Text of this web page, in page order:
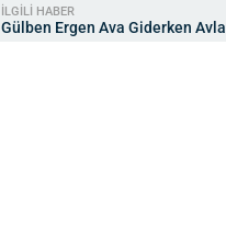
İLGİLİ HABER
Gülben Ergen Ava Giderken